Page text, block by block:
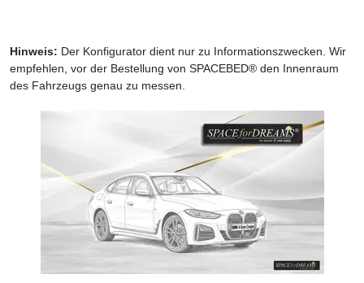
Hinweis: Der Konfigurator dient nur zu Informationszwecken. Wir
empfehlen, vor der Bestellung von SPACEBED® den Innenraum
des Fahrzeugs genau zu messen.